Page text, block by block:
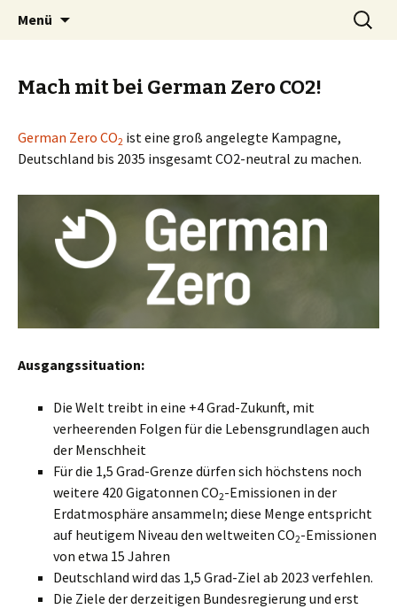
BREMENIZE
Menü
Suchen
nach:
Mach mit bei German Zero CO2!
German Zero CO2 ist eine groß angelegte Kampagne,
Deutschland bis 2035 insgesamt CO2-neutral zu machen.
Ausgangssituation:
Die Welt treibt in eine +4 Grad-Zukunft, mit
verheerenden Folgen für die Lebensgrundlagen auch
der Menschheit
Für die 1,5 Grad-Grenze dürfen sich höchstens noch
weitere 420 Gigatonnen CO2-Emissionen in der
Erdatmosphäre ansammeln; diese Menge entspricht
auf heutigem Niveau den weltweiten CO2-Emissionen
von etwa 15 Jahren
Deutschland wird das 1,5 Grad-Ziel ab 2023 verfehlen.
Die Ziele der derzeitigen Bundesregierung und erst